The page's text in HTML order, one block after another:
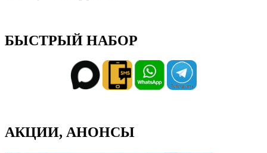
БЫСТРЫЙ НАБОР
АКЦИИ, АНОНСЫ